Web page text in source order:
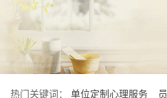
热门关键词： 单位定制心理服务